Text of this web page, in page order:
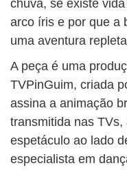
chuva, se existe
arco íris e por que a
uma aventura
A peça é uma
TVPinGuim, criada
assina a animação
transmitida nas
espetáculo ao lado
especialista em